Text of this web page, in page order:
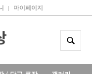
| 마이페이지